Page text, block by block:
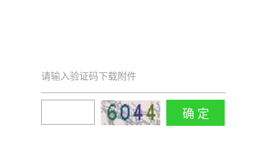
请输入验证码下载附件